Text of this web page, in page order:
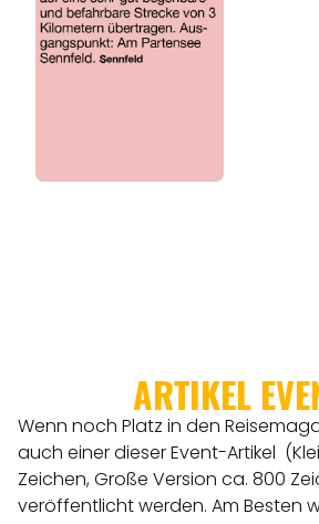
THEMEN
ANGEBOTE
ARTIKEL
Wenn noch Platz in den
auch einer dieser Event-Artikel
Zeichen, Große Version ca. 800
veröffentlicht werden. Am Besten